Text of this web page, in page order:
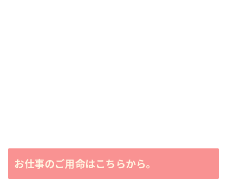
お仕事のご用命はこちらから。